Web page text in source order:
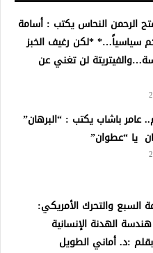
الرحمن النحاس يكتب : أسامة
سياسياً…* *لكن رغيف الخبز
لن تغني عن
عامر باشاب يكتب : “البرهان”
يا “عطوان”
السبع والتحرك الأمريكي:
الهدنة الإنسانية
:د. أماني الطويل